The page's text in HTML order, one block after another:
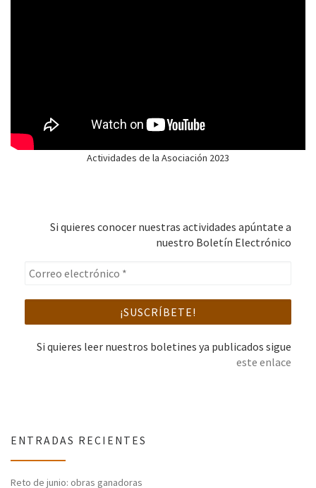
Actividades de la Asociación 2023
Si quieres conocer nuestras actividades apúntate a
nuestro Boletín Electrónico
Si quieres leer nuestros boletines ya publicados sigue
este enlace
ENTRADAS RECIENTES
Reto de junio: obras ganadoras